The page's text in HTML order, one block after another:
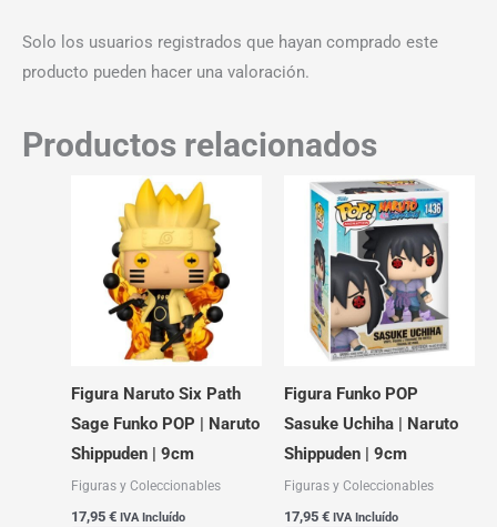
Solo los usuarios registrados que hayan comprado este
producto pueden hacer una valoración.
Productos relacionados
Figura Naruto Six Path
Sage Funko POP | Naruto
Shippuden | 9cm
Figuras y Coleccionables
17,95 € IVA Incluído
Figura Funko POP
Sasuke Uchiha | Naruto
Shippuden | 9cm
Figuras y Coleccionables
17,95 € IVA Incluído